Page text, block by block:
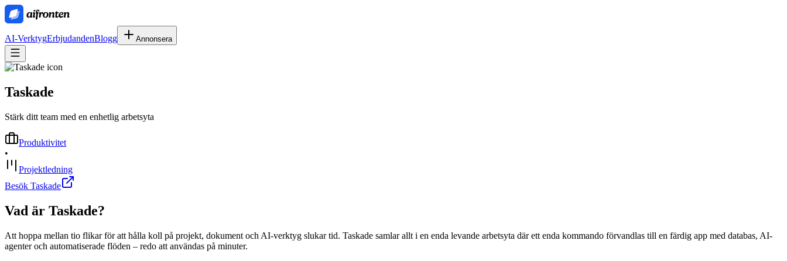
AI-VerktygErbjudandenBlogg Annonsera
Taskade
Stärk ditt team med en enhetlig arbetsyta
Produktivitet
•
Projektledning
Besök Taskade
Vad är Taskade?
Att hoppa mellan tio flikar för att hålla koll på projekt, dokument och AI-verktyg slukar tid. Taskade samlar allt i en enda levande arbetsyta där ett enda kommando förvandlas till en färdig app med databas, AI-
agenter och automatiserade flöden – redo att användas på minuter.